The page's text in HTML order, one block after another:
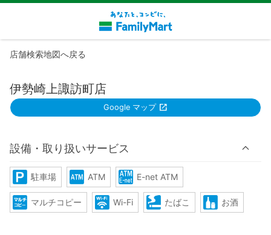
店舗検索地図へ戻る
伊勢崎上諏訪町店
Google マップ
設備・取り扱いサービス
駐車場 ATM E-net ATM
マルチコピー Wi-Fi たばこ お酒